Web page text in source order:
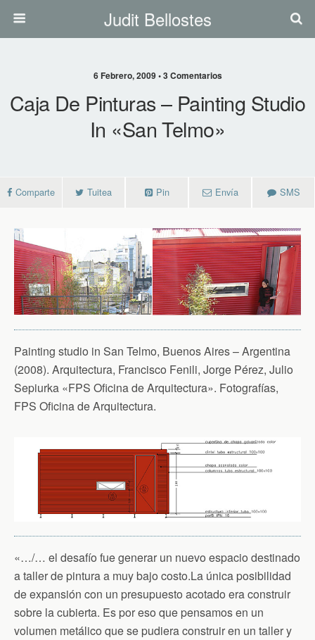
Judit Bellostes
6 Febrero, 2009 • 3 Comentarios
Caja De Pinturas – Painting Studio
In «San Telmo»
Comparte Tuitea Pin Envía SMS
Painting studio in San Telmo, Buenos Aires – Argentina
(2008). Arquitectura, Francisco Fenili, Jorge Pérez, Julio
Sepiurka «FPS Oficina de Arquitectura». Fotografías,
FPS Oficina de Arquitectura.
«…/… el desafío fue generar un nuevo espacio destinado
a taller de pintura a muy bajo costo.La única posibilidad
de expansión con un presupuesto acotado era construir
sobre la cubierta. Es por eso que pensamos en un
volumen metálico que se pudiera construir en un taller y